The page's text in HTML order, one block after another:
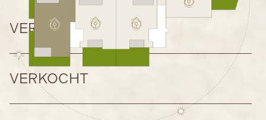
VERKOCHT
VERKOCHT